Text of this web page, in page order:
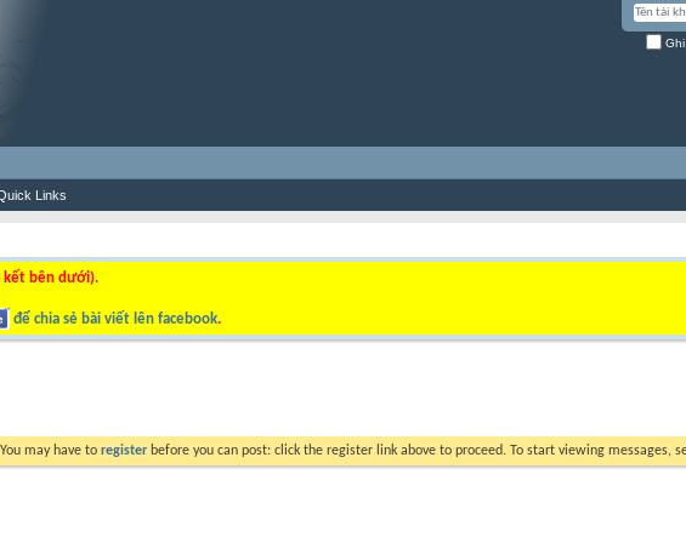
Links
kết bên dưới).
để chia sẻ bài viết lên facebook.
may have to register before you can post: click the register link above to proceed. To start viewing